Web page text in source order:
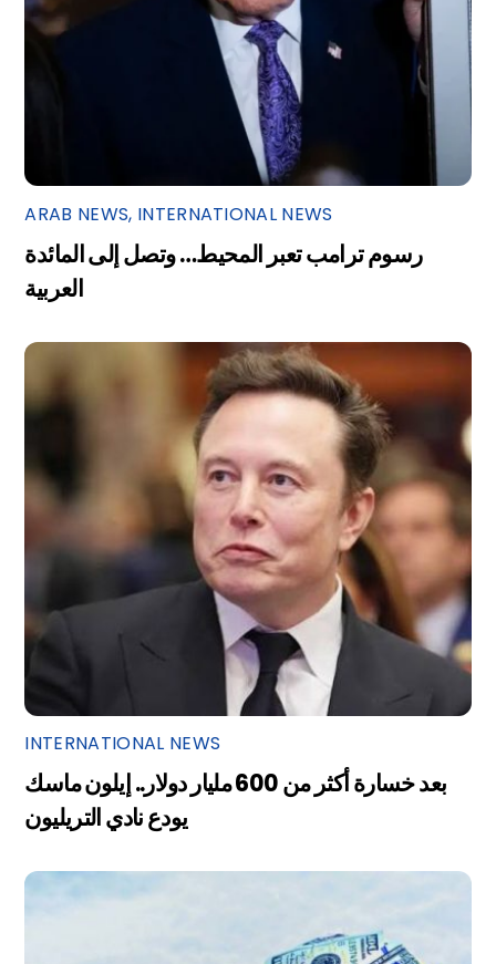
ARAB NEWS, INTERNATIONAL NEWS
رسوم ترامب تعبر المحيط… وتصل إلى المائدة
العربية
INTERNATIONAL NEWS
بعد خسارة أكثر من 600 مليار دولار.. إيلون ماسك
يودع نادي التريليون